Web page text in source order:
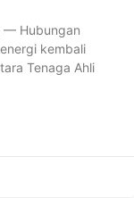
— Hubungan
kembali
Tenaga Ahli